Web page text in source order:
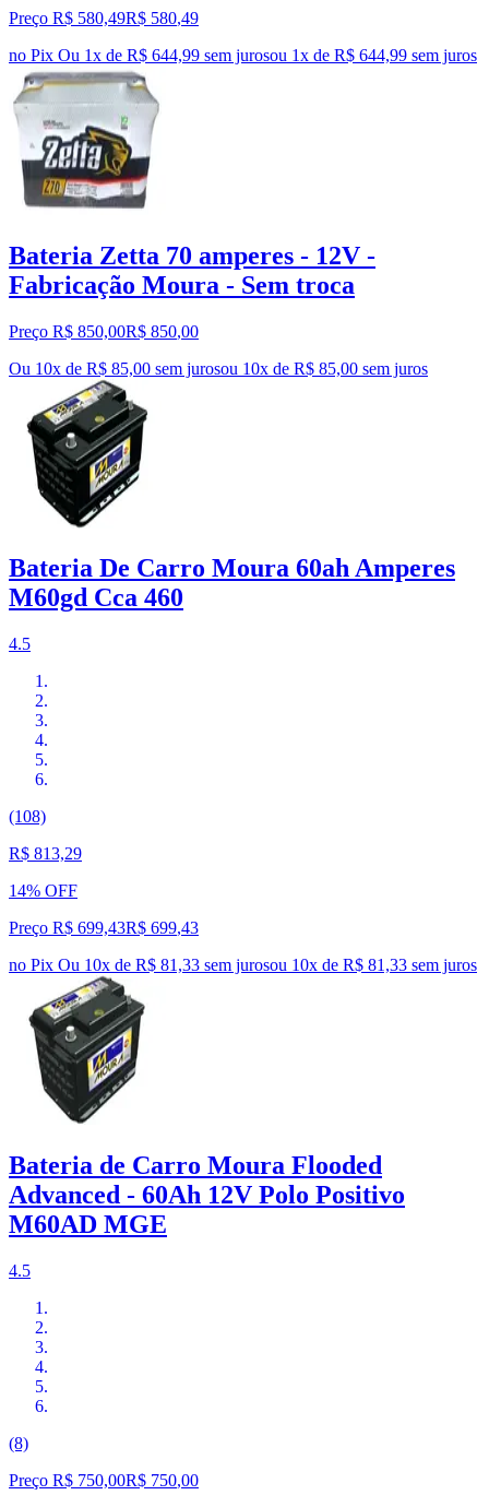
Preço R$ 580,49R$ 580,49
no Pix Ou 1x de R$ 644,99 sem jurosou 1x de R$ 644,99 sem juros
Bateria Zetta 70 amperes - 12V -
Fabricação Moura - Sem troca
Preço R$ 850,00R$ 850,00
Ou 10x de R$ 85,00 sem jurosou 10x de R$ 85,00 sem juros
Bateria De Carro Moura 60ah Amperes
M60gd Cca 460
4.5
(108)
R$ 813,29
14% OFF
Preço R$ 699,43R$ 699,43
no Pix Ou 10x de R$ 81,33 sem jurosou 10x de R$ 81,33 sem juros
Bateria de Carro Moura Flooded
Advanced - 60Ah 12V Polo Positivo
M60AD MGE
4.5
(8)
Preço R$ 750,00R$ 750,00